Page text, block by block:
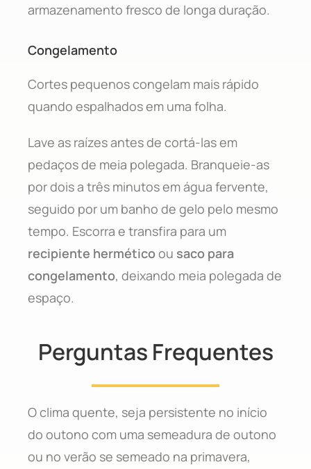
armazenamento fresco de longa duração.
Congelamento
Cortes pequenos congelam mais rápido
quando espalhados em uma folha.
Lave as raízes antes de cortá-las em
pedaços de meia polegada. Branqueie-as
por dois a três minutos em água fervente,
seguido por um banho de gelo pelo mesmo
tempo. Escorra e transfira para um
recipiente herméticoou saco para
congelamento, deixando meia polegada de
espaço.
Perguntas Frequentes
O clima quente, seja persistente no início
do outono com uma semeadura de outono
ou no verão se semeado na primavera,